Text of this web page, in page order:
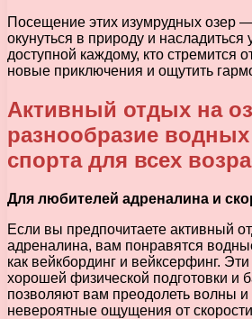
Посещение этих изумрудных озер
окунуться в природу и насладиться
доступной каждому, кто стремится
новые приключения и ощутить
Активный отдых на
разнообразие
спорта для всех
Для любителей адреналина и
Если вы предпочитаете активный
адреналина, вам понравятся
как вейкбординг и вейксерфинг.
хорошей физической подготовки и
позволяют вам преодолеть волны и
невероятные ощущения от